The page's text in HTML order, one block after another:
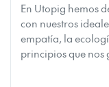
En Utopig hemos
con nuestros
empatía, la
principios que nos